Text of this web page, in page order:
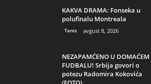
KAKVA DRAMA: Fonseka u
polufinalu Montreala
Tenis avgust 8, 2026
NEZAPAMĆENO U DOMAĆEM
FUDBALU! Srbija govori o
potezu Radomira Kokovića